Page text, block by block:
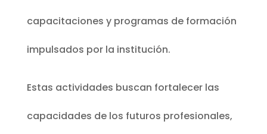
capacitaciones y programas de formación
impulsados por la institución.
Estas actividades buscan fortalecer las
capacidades de los futuros profesionales,